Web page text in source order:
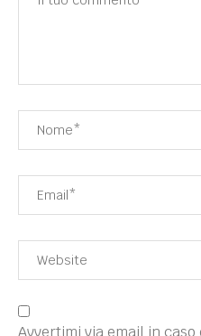
Avvertimi via email in